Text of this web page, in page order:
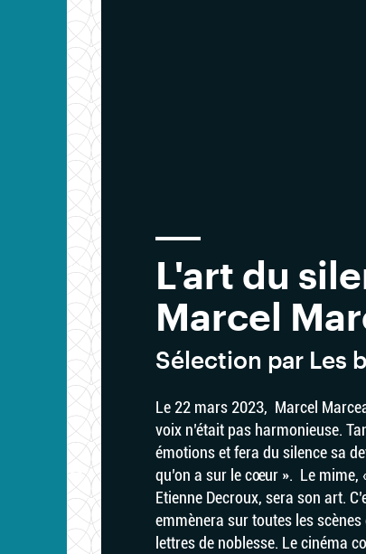
L'art du
Marcel
Sélection par Les
Le 22 mars 2023, Marcel
voix n’était pas harmonieuse.
émotions et fera du silence sa
qu’on a sur le cœur ». Le
Etienne Decroux, sera son art.
emmènera sur toutes les
lettres de noblesse. Le cinéma